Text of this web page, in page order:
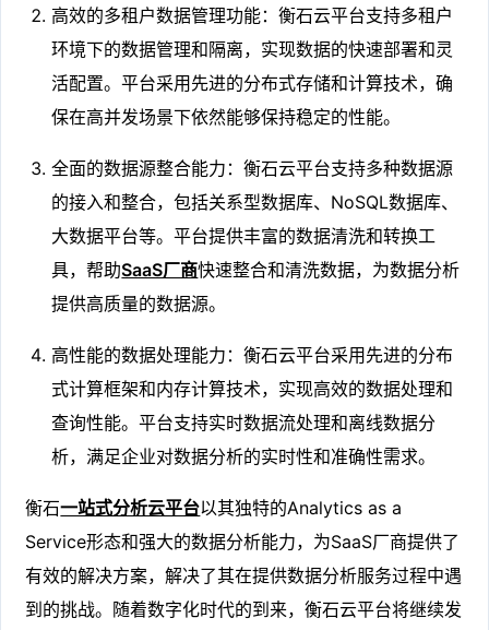
高效的多租户数据管理功能：衡石云平台支持多租户
环境下的数据管理和隔离，实现数据的快速部署和灵
活配置。平台采用先进的分布式存储和计算技术，确
保在高并发场景下依然能够保持稳定的性能。
全面的数据源整合能力：衡石云平台支持多种数据源
的接入和整合，包括关系型数据库、NoSQL数据库、
大数据平台等。平台提供丰富的数据清洗和转换工
具，帮助SaaS厂商快速整合和清洗数据，为数据分析
提供高质量的数据源。
高性能的数据处理能力：衡石云平台采用先进的分布
式计算框架和内存计算技术，实现高效的数据处理和
查询性能。平台支持实时数据流处理和离线数据分
析，满足企业对数据分析的实时性和准确性需求。
衡石一站式分析云平台以其独特的Analytics as a
Service形态和强大的数据分析能力，为SaaS厂商提供了
有效的解决方案，解决了其在提供数据分析服务过程中遇
到的挑战。随着数字化时代的到来，衡石云平台将继续发